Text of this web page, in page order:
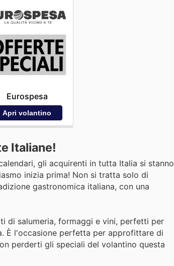
Eurospesa
Apri volantino
Italiane!
gli acquirenti in tutta Italia si stanno
inizia prima! Non si tratta solo di
gastronomica italiana, con una
di salumeria, formaggi e vini, perfetti per
È l'occasione perfetta per approfittare di
perderti gli speciali del volantino questa